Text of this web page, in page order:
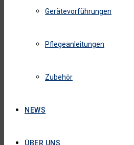
Gerätevorführungen
Pflegeanleitungen
Zubehör
NEWS
ÜBER UNS